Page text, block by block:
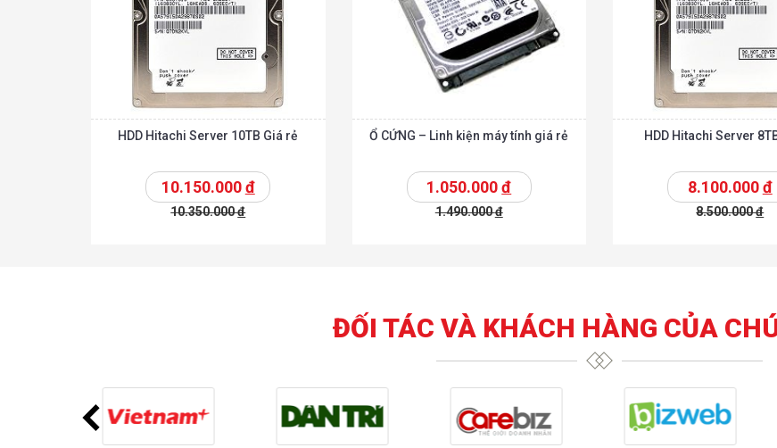
HDD Hitachi Server 10TB Giá rẻ
10.150.000đ
10.350.000đ
Ổ CỨNG – Linh kiện máy tính giá rẻ
1.050.000đ
1.490.000đ
HDD Hitachi Server
8.100.000đ
8.500.000đ
ĐỐI TÁC VÀ KHÁCH HÀNG CỦA